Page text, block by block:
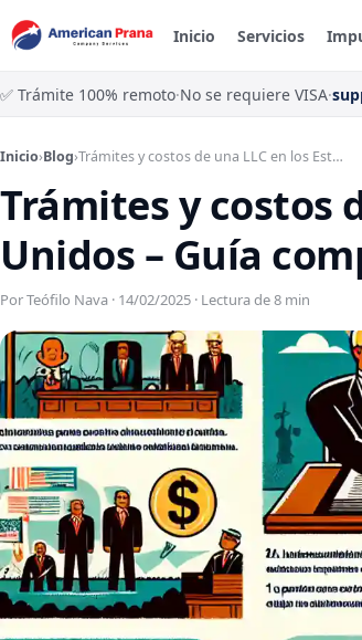
Inicio Servicios
✅ Trámite 100% remoto·No se requiere VISA·
Inicio›Blog›Trámites y costos de una LLC en los Est…
Trámites y costos
Unidos – Guía
Por Teófilo Nava · 14/02/2025 · Lectura de 8 min